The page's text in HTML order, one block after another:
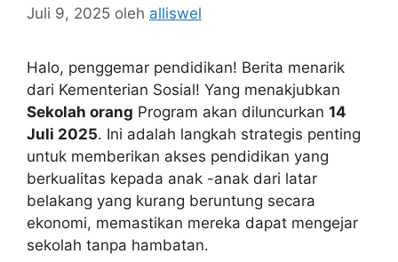
Juli 9, 2025 oleh alliswel
Halo, penggemar pendidikan! Berita menarik
dari Kementerian Sosial! Yang menakjubkan
Sekolah orang Program akan diluncurkan 14
Juli 2025. Ini adalah langkah strategis penting
untuk memberikan akses pendidikan yang
berkualitas kepada anak -anak dari latar
belakang yang kurang beruntung secara
ekonomi, memastikan mereka dapat mengejar
sekolah tanpa hambatan.